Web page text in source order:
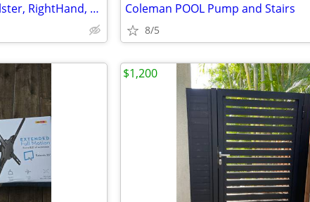
Galco Escort Waistpack Holster, RightHand, Black, Coleman POOL Pump and Stairs
8/5
$1,200